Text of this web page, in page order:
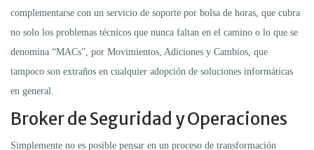
complementarse con un servicio de soporte por bolsa de horas, que cubra
no solo los problemas técnicos que nunca faltan en el camino o lo que se
denomina “MACs”, por Movimientos, Adiciones y Cambios, que
tampoco son extraños en cualquier adopción de soluciones informáticas
en general.
Broker de Seguridad y Operaciones
Simplemente no es posible pensar en un proceso de transformación